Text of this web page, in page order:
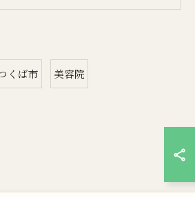
くば市 美容院